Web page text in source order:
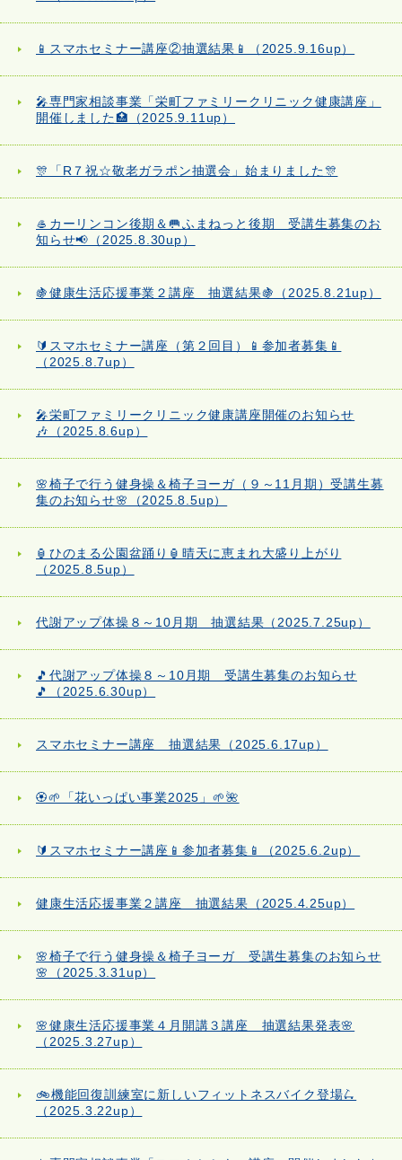
📱スマホセミナー講座②抽選結果📱（2025.9.16up）
🎤専門家相談事業「栄町ファミリークリニック健康講座」
開催しました🏥（2025.9.11up）
🎊「R７祝☆敬老ガラポン抽選会」始まりました🎊
🥌カーリンコン後期＆🥅ふまねっと後期 受講生募集のお
知らせ📢（2025.8.30up）
🍇健康生活応援事業２講座 抽選結果🍇（2025.8.21up）
🔰スマホセミナー講座（第２回目）📱参加者募集📱
（2025.8.7up）
🎤栄町ファミリークリニック健康講座開催のお知らせ
🎶（2025.8.6up）
🌸椅子で行う健身操＆椅子ヨーガ（９～11月期）受講生募
集のお知らせ🌸（2025.8.5up）
🏮ひのまる公園盆踊り🏮晴天に恵まれ大盛り上がり
（2025.8.5up）
代謝アップ体操８～10月期 抽選結果（2025.7.25up）
🎵代謝アップ体操８～10月期 受講生募集のお知らせ
🎵（2025.6.30up）
スマホセミナー講座 抽選結果（2025.6.17up）
🏵️🌱「花いっぱい事業2025」🌱🌺
🔰スマホセミナー講座📱参加者募集📱（2025.6.2up）
健康生活応援事業２講座 抽選結果（2025.4.25up）
🌸椅子で行う健身操＆椅子ヨーガ 受講生募集のお知らせ
🌸（2025.3.31up）
🌸健康生活応援事業４月開講３講座 抽選結果発表🌸
（2025.3.27up）
🚲機能回復訓練室に新しいフィットネスバイク登場🛴
（2025.3.22up）